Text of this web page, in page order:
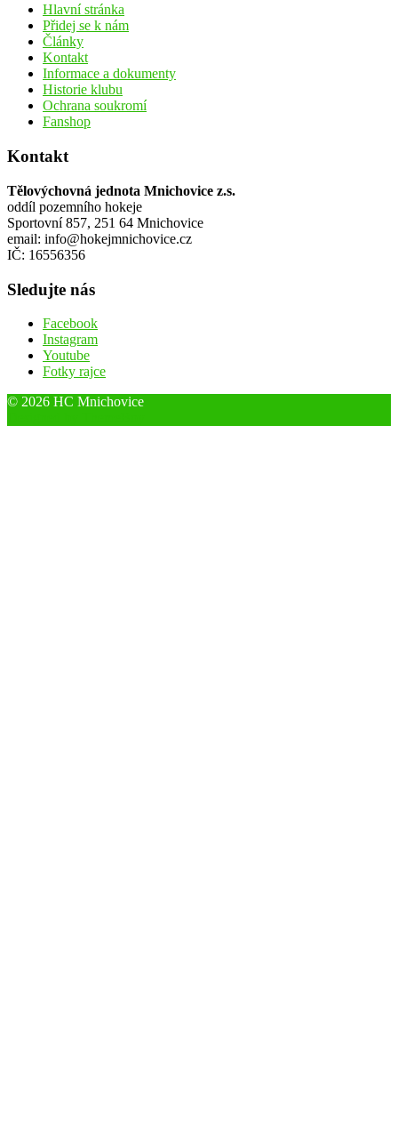
Hlavní stránka
Přidej se k nám
Články
Kontakt
Informace a dokumenty
Historie klubu
Ochrana soukromí
Fanshop
Kontakt
Tělovýchovná jednota Mnichovice z.s.
oddíl pozemního hokeje
Sportovní 857, 251 64 Mnichovice
email: info@hokejmnichovice.cz
IČ: 16556356
Sledujte nás
Facebook
Instagram
Youtube
Fotky rajce
© 2026 HC Mnichovice